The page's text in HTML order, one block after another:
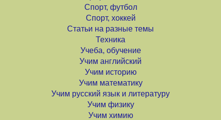
Спорт, футбол
Спорт, хоккей
Статьи на разные темы
Техника
Учеба, обучение
Учим английский
Учим историю
Учим математику
Учим русский язык и литературу
Учим физику
Учим химию